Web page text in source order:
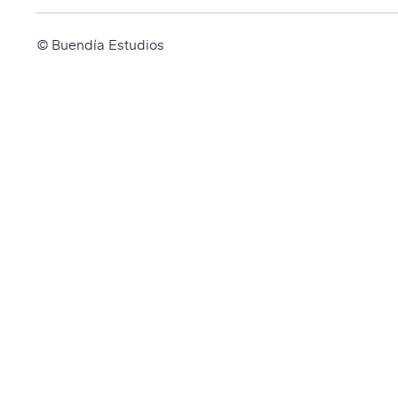
© Buendía Estudios